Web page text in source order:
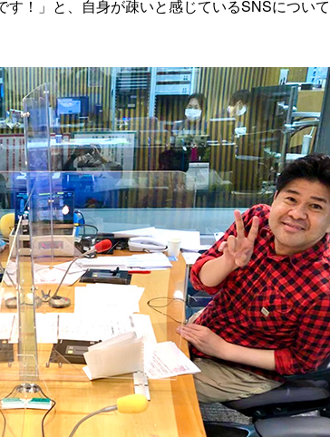
！」と、自身が疎いと感じているSNSについて